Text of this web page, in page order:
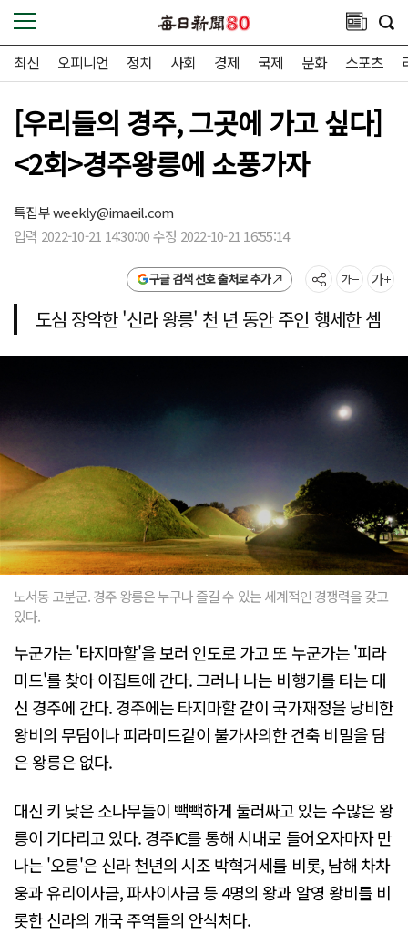
최신 오피니언 정치 사회 경제 국제 문화 스포츠
[우리들의 경주, 그곳에 가고 싶다]
<2회>경주왕릉에 소풍가자
특집부weekly@imaeil.com
입력 2022-10-21 14:30:00 수정 2022-10-21 16:55:14
구글 검색 선호 출처로 추가
도심 장악한 '신라 왕릉' 천 년 동안 주인 행세한 셈
노서동 고분군. 경주 왕릉은 누구나 즐길 수 있는 세계적인 경쟁력을 갖고
있다.
누군가는 '타지마할'을 보러 인도로 가고 또 누군가는 '피라
미드'를 찾아 이집트에 간다. 그러나 나는 비행기를 타는 대
신 경주에 간다. 경주에는 타지마할 같이 국가재정을 낭비한
왕비의 무덤이나 피라미드같이 불가사의한 건축 비밀을 담
은 왕릉은 없다.
대신 키 낮은 소나무들이 빽빽하게 둘러싸고 있는 수많은 왕
릉이 기다리고 있다. 경주IC를 통해 시내로 들어오자마자 만
나는 '오릉'은 신라 천년의 시조 박혁거세를 비롯, 남해 차차
웅과 유리이사금, 파사이사금 등 4명의 왕과 알영 왕비를 비
롯한 신라의 개국 주역들의 안식처다.